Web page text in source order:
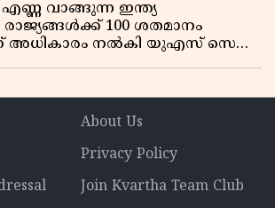
എണ്ണ വാങ്ങുന്ന ഇന്ത്യ
100 ശതമാനം
അധികാരം നൽകി യുഎസ് സെനറ്റ്
About Us
Privacy Policy
Join Kvartha Team Club